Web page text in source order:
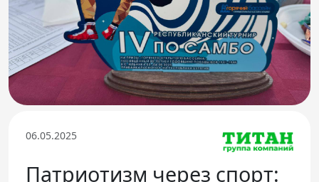
Версия для слабовидящих
8 (3012) 411-099
Телефон доверия
06.05.2025
Патриотизм через спорт: